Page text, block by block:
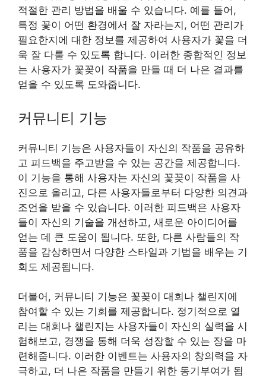
적절한 관리 방법을 배울 수 있습니다. 예를 들어,
특정 꽃이 어떤 환경에서 잘 자라는지, 어떤 관리가
필요한지에 대한 정보를 제공하여 사용자가 꽃을 더
욱 잘 다룰 수 있도록 합니다. 이러한 종합적인 정보
는 사용자가 꽃꽂이 작품을 만들 때 더 나은 결과를
얻을 수 있도록 도와줍니다.
커뮤니티 기능
커뮤니티 기능은 사용자들이 자신의 작품을 공유하
고 피드백을 주고받을 수 있는 공간을 제공합니다.
이 기능을 통해 사용자는 자신의 꽃꽂이 작품을 사
진으로 올리고, 다른 사용자들로부터 다양한 의견과
조언을 받을 수 있습니다. 이러한 피드백은 사용자
들이 자신의 기술을 개선하고, 새로운 아이디어를
얻는 데 큰 도움이 됩니다. 또한, 다른 사람들의 작
품을 감상하면서 다양한 스타일과 기법을 배우는 기
회도 제공됩니다.
더불어, 커뮤니티 기능은 꽃꽂이 대회나 챌린지에
참여할 수 있는 기회를 제공합니다. 정기적으로 열
리는 대회나 챌린지는 사용자들이 자신의 실력을 시
험해보고, 경쟁을 통해 더욱 성장할 수 있는 장을 마
련해줍니다. 이러한 이벤트는 사용자의 창의력을 자
극하고, 더 나은 작품을 만들기 위한 동기부여가 됩